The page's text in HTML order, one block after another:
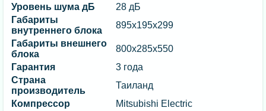
Уровень шума дБ
28 дБ
Габариты
внутреннего блока
895x195x299
Габариты внешнего
блока
800x285x550
Гарантия
3 года
Страна
производитель
Таиланд
Компрессор
Mitsubishi Electric